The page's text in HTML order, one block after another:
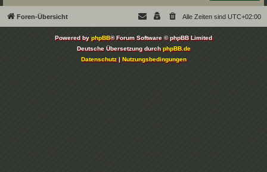
Foren-Übersicht Alle Zeiten sind UTC+02:00
Powered byphpBB® Forum Software © phpBB Limited
Deutsche Übersetzung durchphpBB.de
Datenschutz|Nutzungsbedingungen